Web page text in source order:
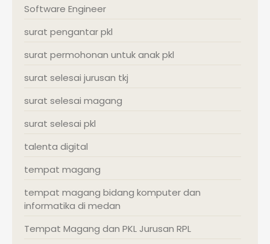
Software Engineer
surat pengantar pkl
surat permohonan untuk anak pkl
surat selesai jurusan tkj
surat selesai magang
surat selesai pkl
talenta digital
tempat magang
tempat magang bidang komputer dan
informatika di medan
Tempat Magang dan PKL Jurusan RPL